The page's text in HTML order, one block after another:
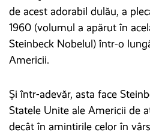
de acest adorabil dulău, a
1960 (volumul a apărut în
Steinbeck Nobelul) într-o
Americii.
Și într-adevăr, asta face
Statele Unite ale Americii de
decât în amintirile celor în